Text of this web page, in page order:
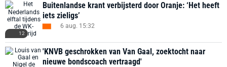
12
Buitenlandse krant verbijsterd door Oranje: ‘Het heeft
iets zieligs’
6 aug. 15:32
'KNVB geschrokken van Van Gaal, zoektocht naar
nieuwe bondscoach vertraagd'